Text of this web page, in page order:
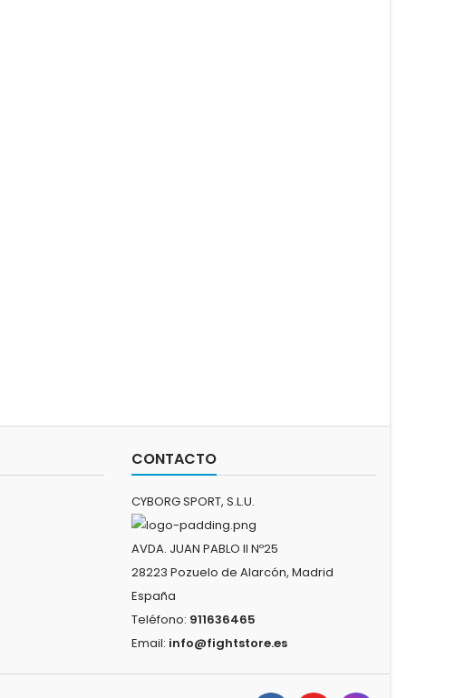
CONTACTO
CYBORG SPORT, S.L.U.
AVDA. JUAN PABLO II Nº25
28223 Pozuelo de Alarcón, Madrid
España
Teléfono: 911636465
Email: info@fightstore.es